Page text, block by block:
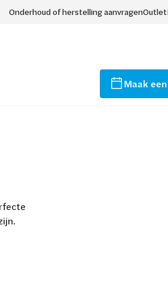
Onderhoud of herstelling aanvragenOutlet
Maak